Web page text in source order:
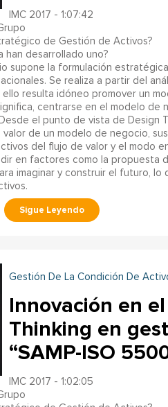
IMC 2017 - 1:07:42
de Gestión de Activos?
han desarrollado uno?
supone la formulación
Se realiza a partir del
resulta idóneo promover un
centrarse en el modelo de
el punto de vista de Design
de un modelo de negocio,
del flujo de valor y el modo
en factores como la propuesta
imaginar y construir el futuro, lo
Gestión De La Condición De
Innovación en
Thinking en
“SAMP-ISO
IMC 2017 - 1:02:05